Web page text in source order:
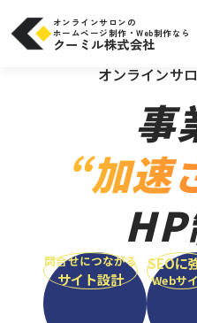
オンラインサロンの
ホームページ制作・Web制作なら
クーミル株式会社
＼大手・中小問わず
オンラインサ
事
“加速
問合せにつながる
サイト設計
SEOに
Webサ